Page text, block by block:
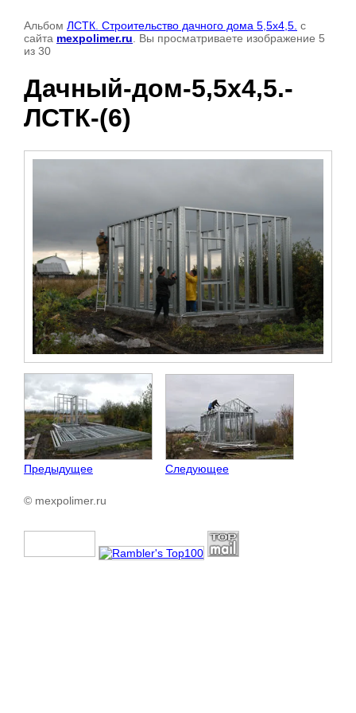
Альбом ЛСТК. Строительство дачного дома 5,5х4,5. с
сайта mexpolimer.ru . Вы просматриваете изображение 5
из 30
Дачный-дом-5,5х4,5.-
ЛСТК-(6)
Предыдущее Следующее
© mexpolimer.ru